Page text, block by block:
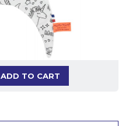
ADD TO CART